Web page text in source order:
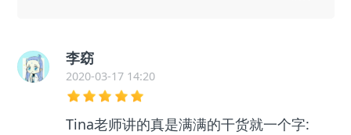
李窈
2020-03-17 14:20
Tina老师讲的真是满满的干货就一个字: